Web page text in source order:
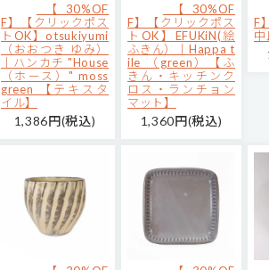
【30%OF
F】【クリックポス
トOK】otsukiyumi
（おおつき ゆみ）
｜ハンカチ "House
（ホース）" moss
green 【テキスタ
イル】
1,386円(税込)
【30%OF
F】【クリックポス
トOK】EFUKiN(絵
ふきん）｜Happa t
ile （green）【ふ
きん・キッチンク
ロス・ランチョン
マット】
1,360円(税込)
F
中